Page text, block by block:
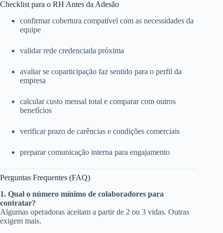
Checklist para o RH Antes da Adesão
confirmar cobertura compatível com as necessidades da
equipe
validar rede credenciada próxima
avaliar se coparticipação faz sentido para o perfil da
empresa
calcular custo mensal total e comparar com outros
benefícios
verificar prazo de carências e condições comerciais
preparar comunicação interna para engajamento
Perguntas Frequentes (FAQ)
1. Qual o número mínimo de colaboradores para
contratar?
Algumas operadoras aceitam a partir de 2 ou 3 vidas. Outras
exigem mais.